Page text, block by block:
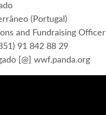
(Portugal)
and Fundraising Officer
91 842 88 29
[@] wwf.panda.org